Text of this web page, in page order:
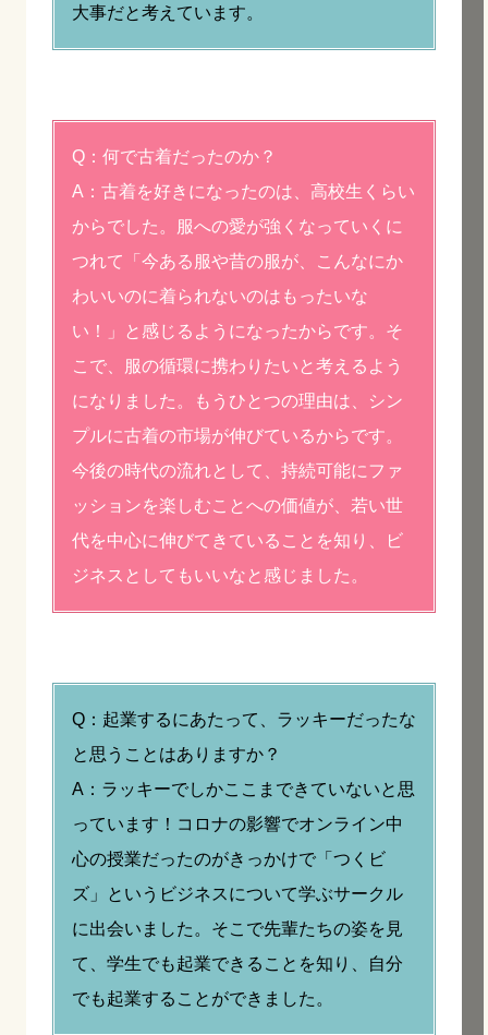
大事だと考えています。
Q：何で古着だったのか？
A：古着を好きになったのは、高校生くらい
からでした。服への愛が強くなっていくに
つれて「今ある服や昔の服が、こんなにか
わいいのに着られないのはもったいな
い！」と感じるようになったからです。そ
こで、服の循環に携わりたいと考えるよう
になりました。もうひとつの理由は、シン
プルに古着の市場が伸びているからです。
今後の時代の流れとして、持続可能にファ
ッションを楽しむことへの価値が、若い世
代を中心に伸びてきていることを知り、ビ
ジネスとしてもいいなと感じました。
Q：起業するにあたって、ラッキーだったな
と思うことはありますか？
A：ラッキーでしかここまできていないと思
っています！コロナの影響でオンライン中
心の授業だったのがきっかけで「つくビ
ズ」というビジネスについて学ぶサークル
に出会いました。そこで先輩たちの姿を見
て、学生でも起業できることを知り、自分
でも起業することができました。